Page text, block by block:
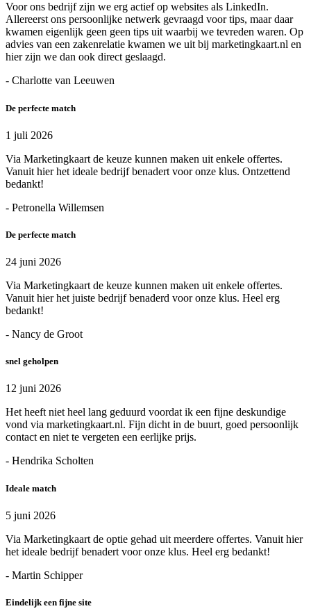
Voor ons bedrijf zijn we erg actief op websites als LinkedIn.
Allereerst ons persoonlijke netwerk gevraagd voor tips, maar daar
kwamen eigenlijk geen geen tips uit waarbij we tevreden waren. Op
advies van een zakenrelatie kwamen we uit bij marketingkaart.nl en
hier zijn we dan ook direct geslaagd.
- Charlotte van Leeuwen
De perfecte match
1 juli 2026
Via Marketingkaart de keuze kunnen maken uit enkele offertes.
Vanuit hier het ideale bedrijf benadert voor onze klus. Ontzettend
bedankt!
- Petronella Willemsen
De perfecte match
24 juni 2026
Via Marketingkaart de keuze kunnen maken uit enkele offertes.
Vanuit hier het juiste bedrijf benaderd voor onze klus. Heel erg
bedankt!
- Nancy de Groot
snel geholpen
12 juni 2026
Het heeft niet heel lang geduurd voordat ik een fijne deskundige
vond via marketingkaart.nl. Fijn dicht in de buurt, goed persoonlijk
contact en niet te vergeten een eerlijke prijs.
- Hendrika Scholten
Ideale match
5 juni 2026
Via Marketingkaart de optie gehad uit meerdere offertes. Vanuit hier
het ideale bedrijf benadert voor onze klus. Heel erg bedankt!
- Martin Schipper
Eindelijk een fijne site